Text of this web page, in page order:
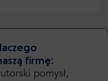
swoją opinię
firmę:
pomysł,